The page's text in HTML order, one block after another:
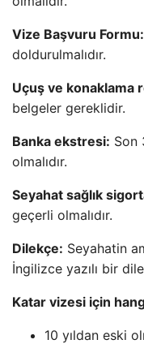
Vize Başvuru Formu:
doldurulmalıdır.
Uçuş ve konaklama
belgeler gereklidir.
Banka ekstresi: Son
olmalıdır.
Seyahat sağlık
geçerli olmalıdır.
Dilekçe: Seyahatin
İngilizce yazılı bir
Katar vizesi için
10 yıldan eski